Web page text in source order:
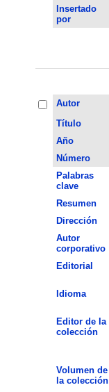
Insertado
por
Autor
Título
Año
Número
Palabras
clave
Resumen
Dirección
Autor
corporativo
Editorial
Idioma
Editor de la
colección
Volumen de
la colección